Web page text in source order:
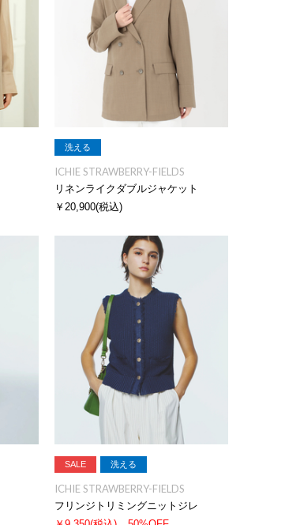
洗える
ICHIE STRAWBERRY-FIELDS
リネンライクダブルジャケット
￥20,900(税込)
SALE 洗える
ICHIE STRAWBERRY-FIELDS
フリンジトリミングニットジレ